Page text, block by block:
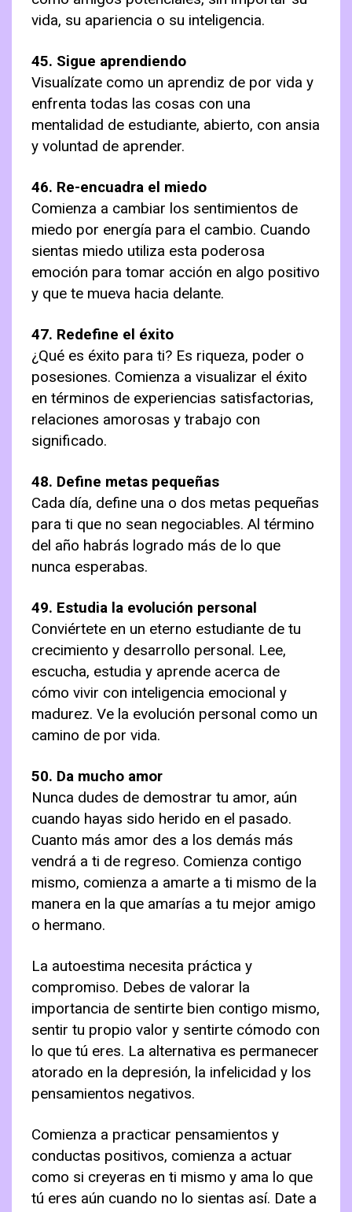
vida, su apariencia o su inteligencia.
45. Sigue aprendiendo
Visualízate como un aprendiz de por vida y
enfrenta todas las cosas con una
mentalidad de estudiante, abierto, con ansia
y voluntad de aprender.
46. Re-encuadra el miedo
Comienza a cambiar los sentimientos de
miedo por energía para el cambio. Cuando
sientas miedo utiliza esta poderosa
emoción para tomar acción en algo positivo
y que te mueva hacia delante.
47. Redefine el éxito
¿Qué es éxito para ti? Es riqueza, poder o
posesiones. Comienza a visualizar el éxito
en términos de experiencias satisfactorias,
relaciones amorosas y trabajo con
significado.
48. Define metas pequeñas
Cada día, define una o dos metas pequeñas
para ti que no sean negociables. Al término
del año habrás logrado más de lo que
nunca esperabas.
49. Estudia la evolución personal
Conviértete en un eterno estudiante de tu
crecimiento y desarrollo personal. Lee,
escucha, estudia y aprende acerca de
cómo vivir con inteligencia emocional y
madurez. Ve la evolución personal como un
camino de por vida.
50. Da mucho amor
Nunca dudes de demostrar tu amor, aún
cuando hayas sido herido en el pasado.
Cuanto más amor des a los demás más
vendrá a ti de regreso. Comienza contigo
mismo, comienza a amarte a ti mismo de la
manera en la que amarías a tu mejor amigo
o hermano.
La autoestima necesita práctica y
compromiso. Debes de valorar la
importancia de sentirte bien contigo mismo,
sentir tu propio valor y sentirte cómodo con
lo que tú eres. La alternativa es permanecer
atorado en la depresión, la infelicidad y los
pensamientos negativos.
Comienza a practicar pensamientos y
conductas positivos, comienza a actuar
como si creyeras en ti mismo y ama lo que
tú eres aún cuando no lo sientas así. Date a